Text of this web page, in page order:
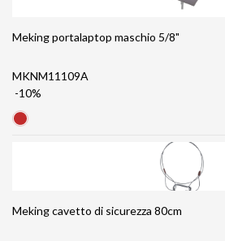
Meking portalaptop maschio 5/8"
MKNM11109A
-10%
Meking cavetto di sicurezza 80cm